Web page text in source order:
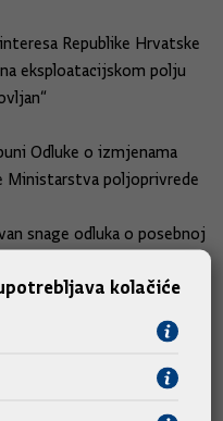
Republike Hrvatske
eksploatacijskom polju
Odluke o izmjenama
Ministarstva poljoprivrede
snage odluka o posebnoj
Vlade Republike
kolačiće